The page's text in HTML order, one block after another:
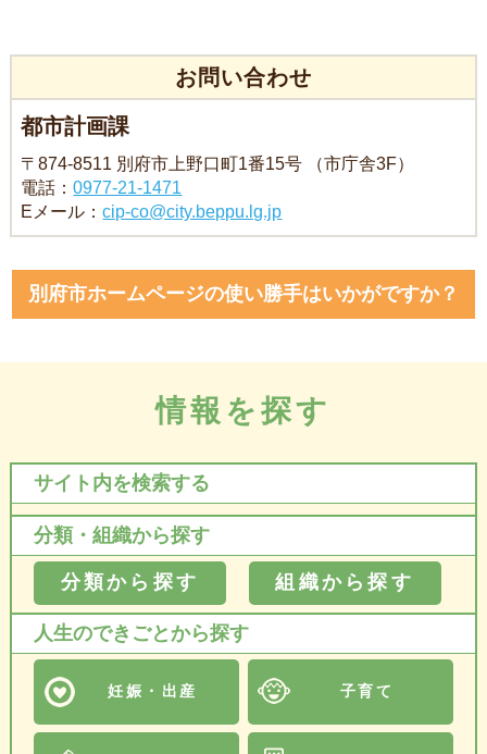
お問い合わせ
都市計画課
〒874-8511 別府市上野口町1番15号 （市庁舎3F）
電話：0977-21-1471
Eメール：cip-co@city.beppu.lg.jp
別府市ホームページの使い勝手はいかがですか？
情報を探す
サイト内を検索する
分類・組織から探す
分類から探す 組織から探す
人生のできごとから探す
妊娠・出産 子育て